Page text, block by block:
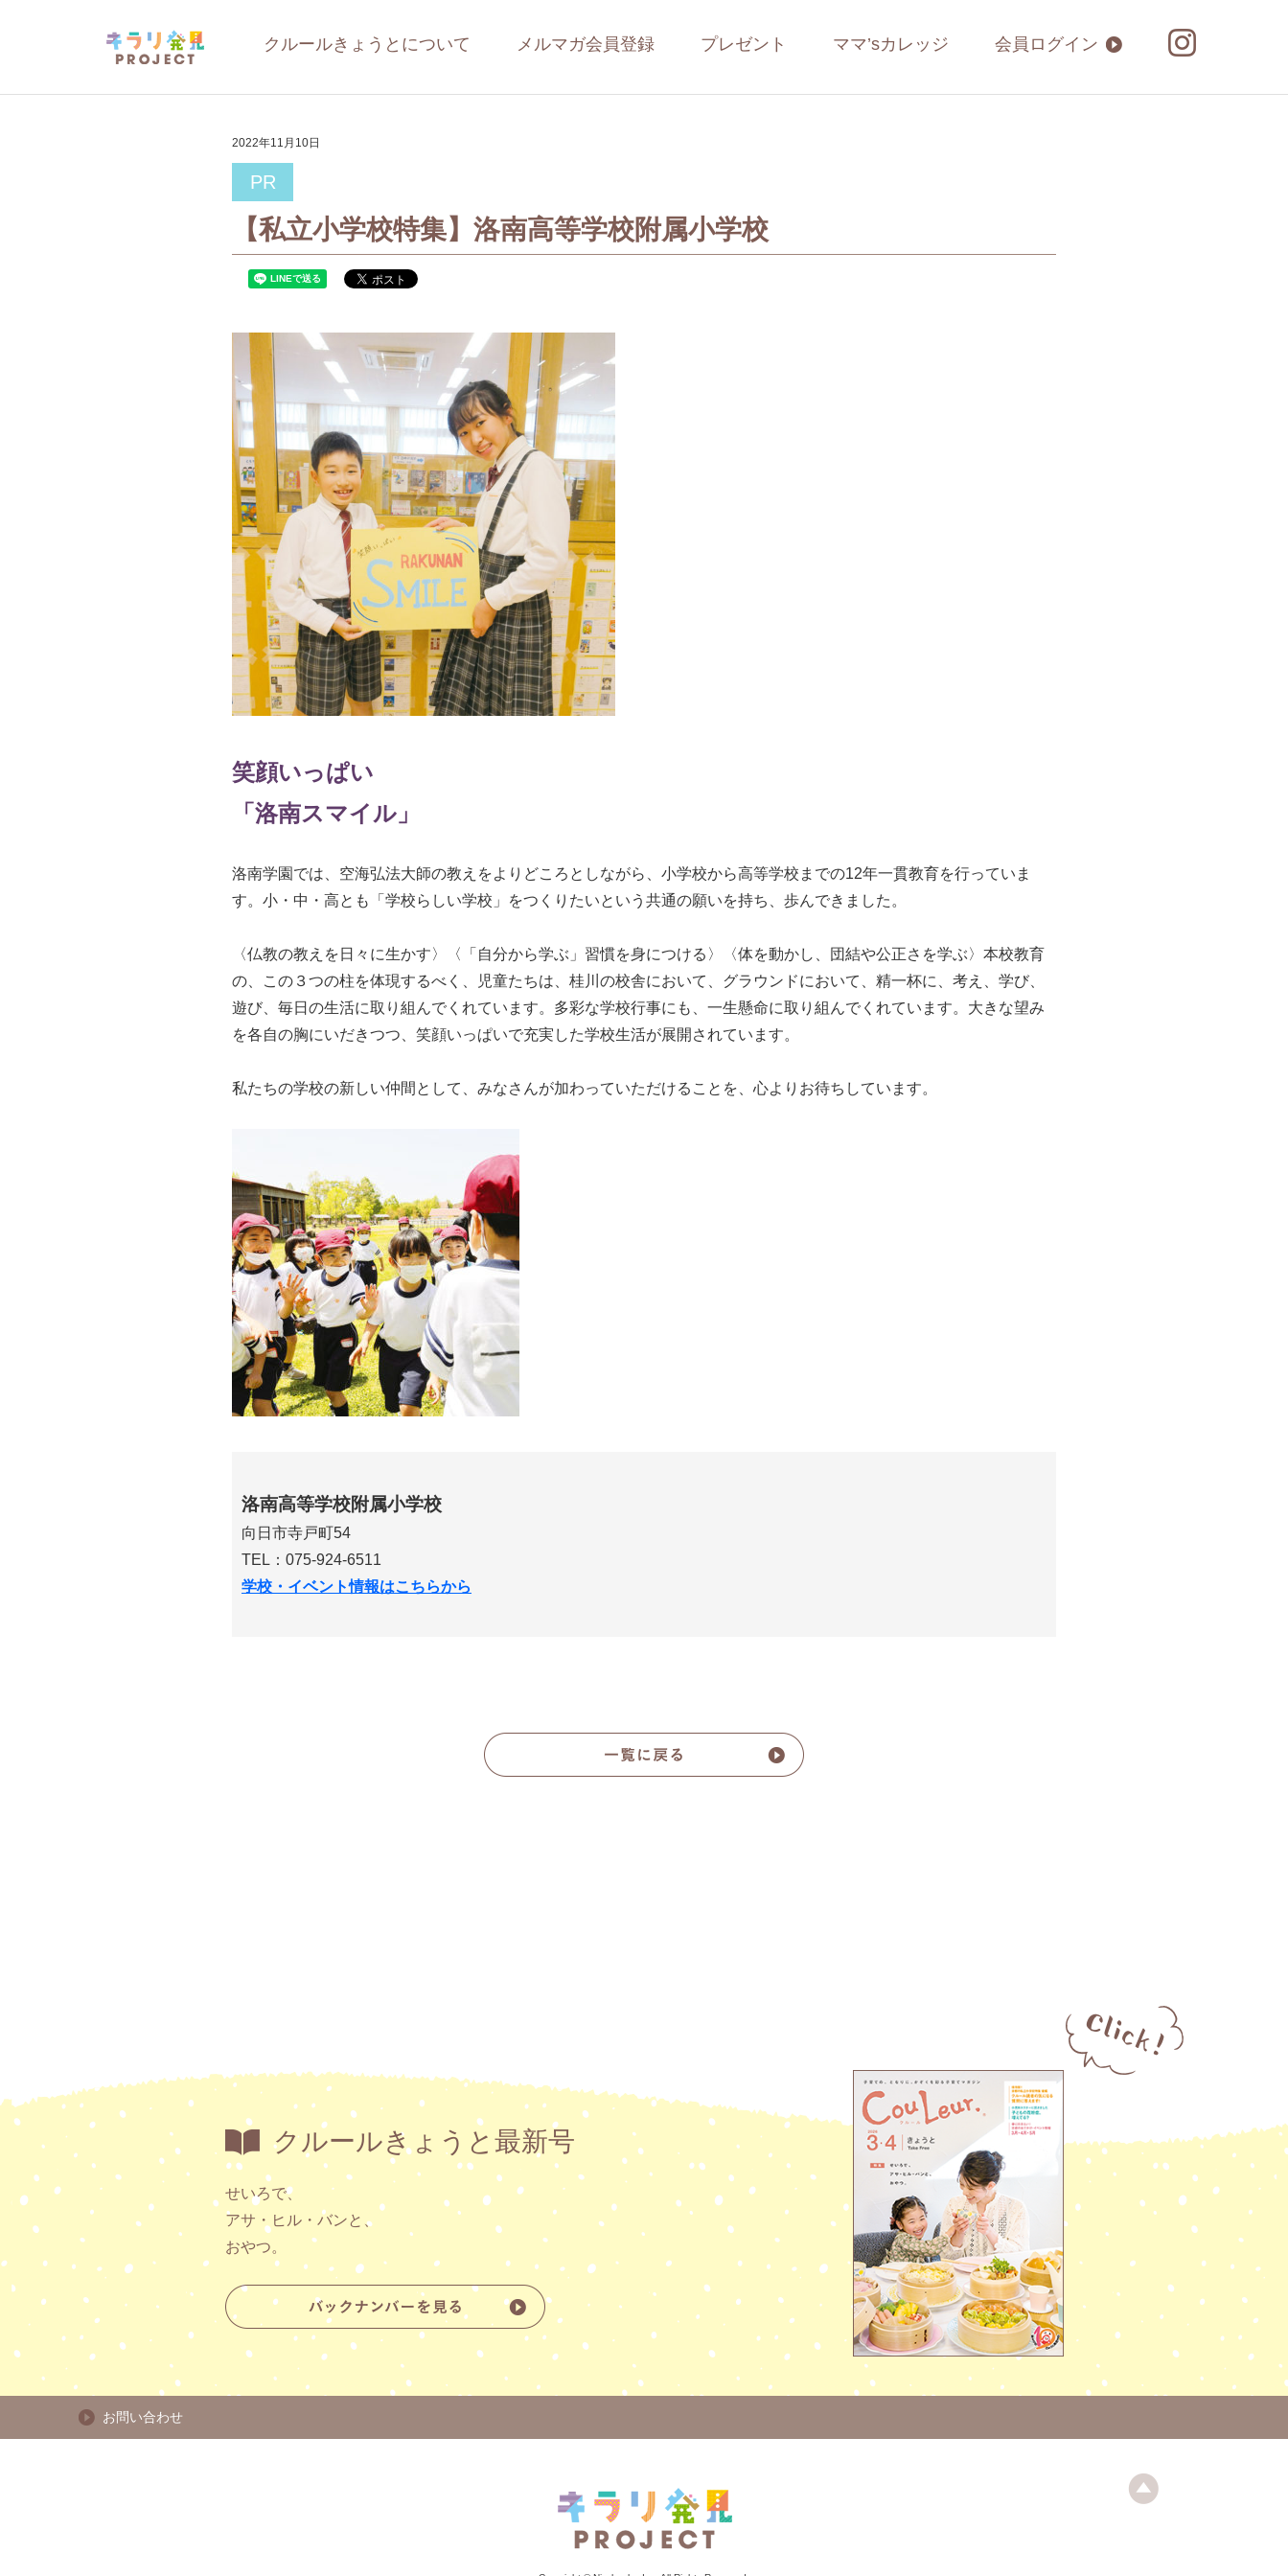
クルールきょうとについて メルマガ会員登録 プレゼント ママ’sカレッジ 会員ログイン
2022年11月10日
PR
【私立小学校特集】洛南高等学校附属小学校
笑顔いっぱい
「洛南スマイル」
洛南学園では、空海弘法大師の教えをよりどころとしながら、小学校から高等学校までの12年一貫教育を行っていま
す。小・中・高とも「学校らしい学校」をつくりたいという共通の願いを持ち、歩んできました。
〈仏教の教えを日々に生かす〉〈「自分から学ぶ」習慣を身につける〉〈体を動かし、団結や公正さを学ぶ〉本校教育
の、この３つの柱を体現するべく、児童たちは、桂川の校舎において、グラウンドにおいて、精一杯に、考え、学び、
遊び、毎日の生活に取り組んでくれています。多彩な学校行事にも、一生懸命に取り組んでくれています。大きな望み
を各自の胸にいだきつつ、笑顔いっぱいで充実した学校生活が展開されています。
私たちの学校の新しい仲間として、みなさんが加わっていただけることを、心よりお待ちしています。
洛南高等学校附属小学校
向日市寺戸町54
TEL：075-924-6511
学校・イベント情報はこちらから
クルールきょうと最新号
せいろで、
アサ・ヒル・バンと、
おやつ。
お問い合わせ